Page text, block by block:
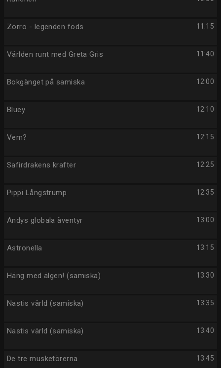
11:15
Zorro - legenden föds
11:40
Världen runt med Greta Gris
12:00
Bokgänget på samiska
12:10
Bluey
12:15
Vem?
12:25
Safirdrakens krafter
12:35
Pippi Långstrump
13:00
Andys globala äventyr
13:15
Astronella
13:30
Häng med älgen! (samiska)
13:35
Nastis värld (samiska)
13:40
Nastis värld (samiska)
13:45
De tre musketörerna